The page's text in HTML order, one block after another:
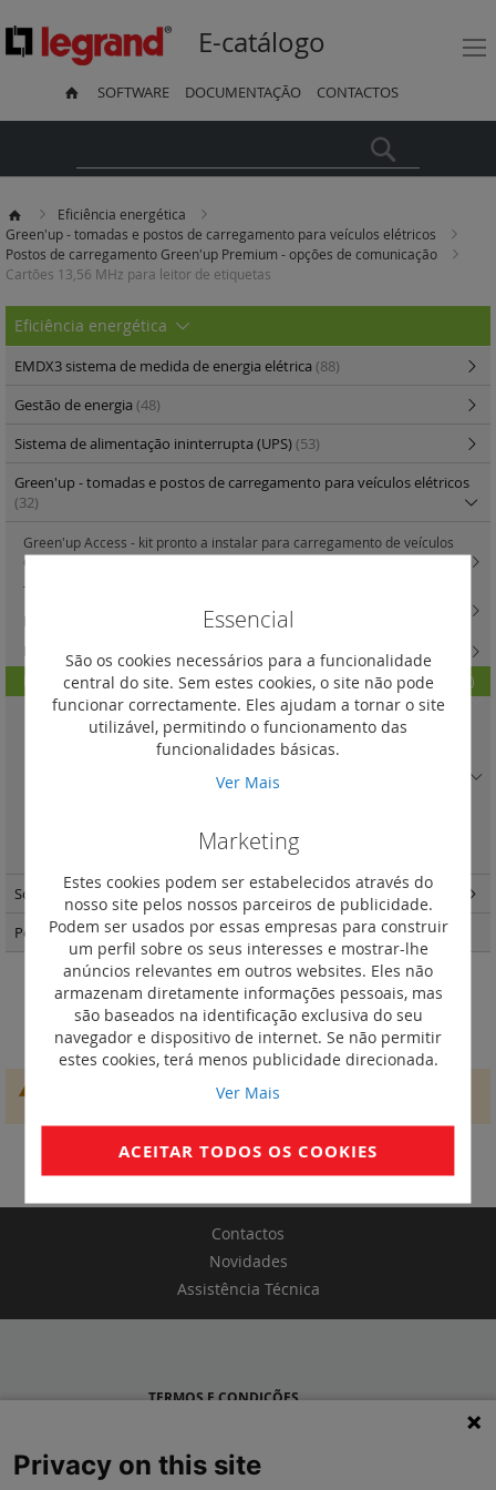
E-catálogo
SOFTWARE DOCUMENTAÇÃO CONTACTOS
Eficiência energética
Green'up - tomadas e postos de carregamento para veículos elétricos
Postos de carregamento Green'up Premium - opções de comunicação
Cartões 13,56 MHz para leitor de etiquetas
Cartões 13,56 MHz para leitor de
etiquetas
Não conseguimos encontrar produtos que correspondam à
Eficiência energética
EMDX3 sistema de medida de energia elétrica (88)
Gestão de energia (48)
Sistema de alimentação ininterrupta (UPS)(53)
Green'up - tomadas e postos de carregamento para veículos elétricos
(32)
Green'up Access - kit pronto a instalar para carregamento de veículos
elétricos(1)
Tomadas Green'up Access - 16 A - 230 V - 16 A para veículos elétricos
Postos de carregamento Green'up Premium
Postos de carregamento Green'up Premium - acessórios
(3)
Postos de carregamento Green'up Premium - opções de comunicação
(2)
Kit de comunicação (1)
Cartões 13,56 MHz para leitor de etiquetas
Soluções Fotovoltaicas(55)
Postos de carregamento Green'up Home(9)
Contactos
Novidades
Assistência Técnica
Essencial
São os cookies necessários para a funcionalidade
central do site. Sem estes cookies, o site não pode
funcionar correctamente. Eles ajudam a tornar o site
utilizável, permitindo o funcionamento das
funcionalidades básicas.
Ver Mais
Marketing
Estes cookies podem ser estabelecidos através do
nosso site pelos nossos parceiros de publicidade.
Podem ser usados por essas empresas para construir
um perfil sobre os seus interesses e mostrar-lhe
anúncios relevantes em outros websites. Eles não
armazenam diretamente informações pessoais, mas
são baseados na identificação exclusiva do seu
navegador e dispositivo de internet. Se não permitir
estes cookies, terá menos publicidade direcionada.
Ver Mais
ACEITAR TODOS OS COOKIES
TERMOS E CONDIÇÕES
LEGRAND PORTUGAL
Privacy on this site